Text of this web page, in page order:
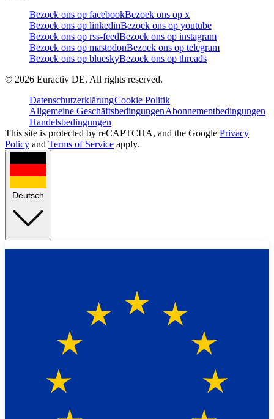
Bezoek ons op facebookBezoek ons op x
Bezoek ons op linkedinBezoek ons op youtube
Bezoek ons op rss-feedBezoek ons op instagram
Bezoek ons op mastodonBezoek ons op telegram
Bezoek ons op blueskyBezoek ons op threads
© 2026 Euractiv DE. All rights reserved.
DatenschutzerklärungCookie Politik
Allgemeine GeschäftsbedingungenAbonnementbedingungen
Handelsbedingungen
This site is protected by reCAPTCHA, and the Google Privacy
Policy and Terms of Service apply.
Deutsch